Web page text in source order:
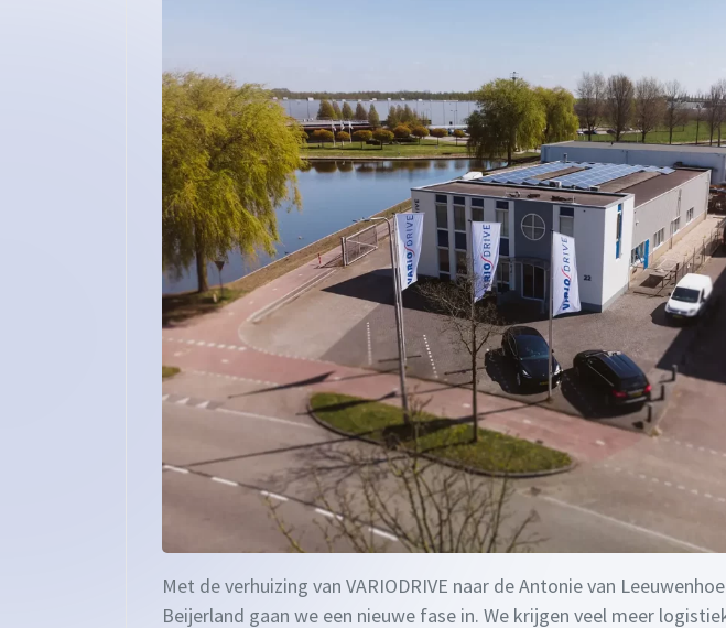
Met de verhuizing van VARIODRIVE naar de Antonie van
Beijerland gaan we een nieuwe fase in. We krijgen veel meer